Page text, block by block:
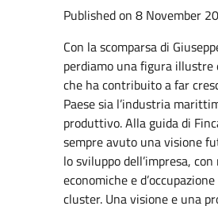
Published on 8 November
Con la scomparsa di
perdiamo una figura illustre
che ha contribuito a far
Paese sia l’industria
produttivo. Alla guida di
sempre avuto una visione
lo sviluppo dell’impresa,
economiche e
cluster. Una visione e una